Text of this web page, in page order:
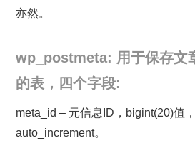
亦然。
wp_postmeta: 用于保存文
的表，四个字段:
meta_id – 元信息ID，bigint(20)值
auto_increment。